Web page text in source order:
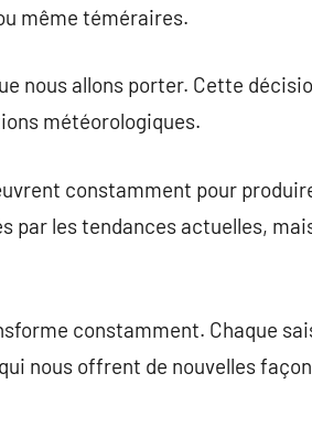
même téméraires.
nous allons porter. Cette
météorologiques.
constamment pour
les tendances actuelles,
constamment. Chaque
nous offrent de nouvelles